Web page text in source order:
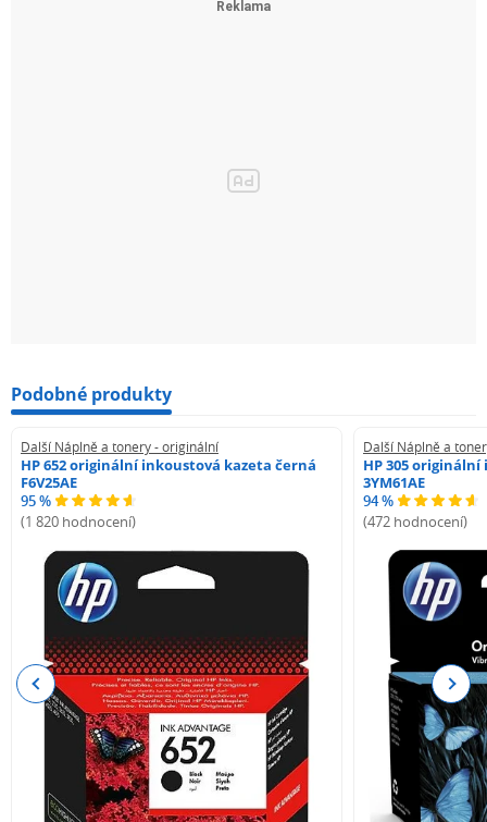
Podobné produkty
Další Náplně a tonery - originální
HP 652 originální inkoustová kazeta černá
F6V25AE
95 %
(1 820 hodnocení)
Další Náplně a
HP 305
3YM61AE
94 %
(472 hodnocení)
Previous Next